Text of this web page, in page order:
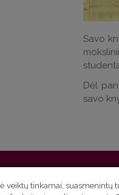
Savo
Dėl
savo
fakultetas | Universiteto g.
veiktų tinkamai, suasmenintų